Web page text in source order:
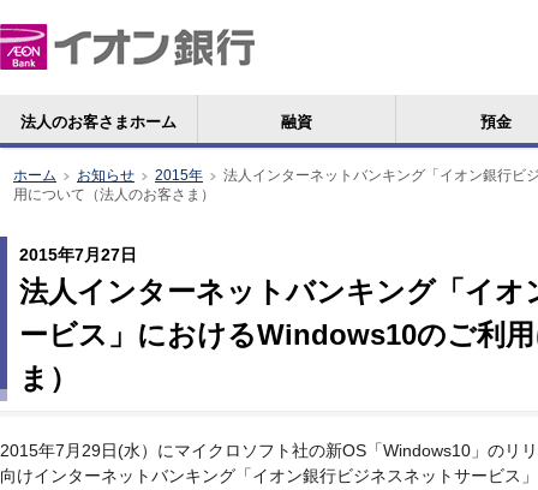
法人のお客さまホーム 融資 預金
ホーム >お知らせ >2015年 >法人インターネットバンキング「イオン銀行ビ
用について（法人のお客さま）
2015年7月27日
法人インターネットバンキング「イ
ービス」におけるWindows10のご利
ま）
2015年7月29日(水）にマイクロソフト社の新OS「Windows10」のリ
向けインターネットバンキング「イオン銀行ビジネスネットサービス